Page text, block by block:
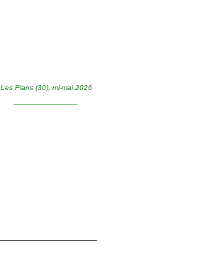
Les Plans (30), mi-mai 2026